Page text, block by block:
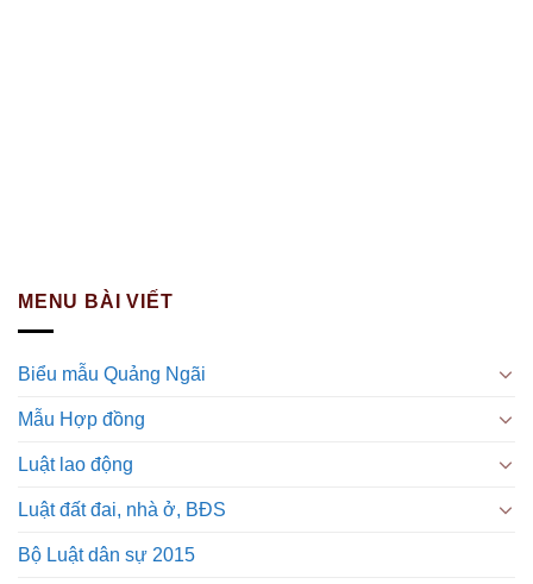
MENU BÀI VIẾT
Biểu mẫu Quảng Ngãi
Mẫu Hợp đồng
Luật lao động
Luật đất đai, nhà ở, BĐS
Bộ Luật dân sự 2015